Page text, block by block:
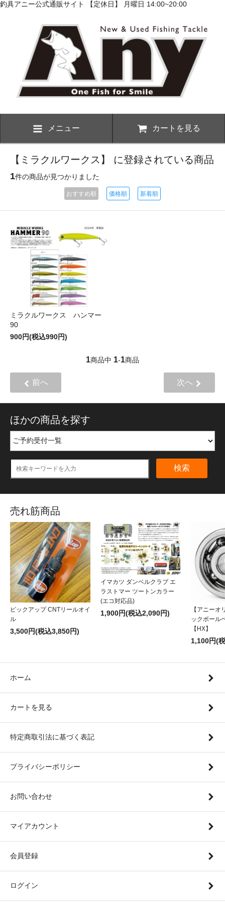
釣具アニー公式通販サイト 【定休日】 月曜日 14:00~20:00
メニュー カートを見る
【ミラクルワークス】 に登録されている商品
1件の商品が見つかりました
おすすめ順 価格順 新着順
ミラクルワークス ハンマー
90
900円(税込990円)
1商品中 1-1商品
前へ 次へ
ほかの商品を探す
検索
売れ筋商品
ピックアップ CNTリールオイ
ル
3,500円(税込3,850円)
イマカツ ダンベルクラブ エ
ラストマー ツートンカラー
(エコ対応品)
1,900円(税込2,090円)
【アニーオ
ックボール
【HX】
1,100円(
ホーム
カートを見る
特定商取引法に基づく表記
プライバシーポリシー
お問い合わせ
マイアカウント
会員登録
ログイン